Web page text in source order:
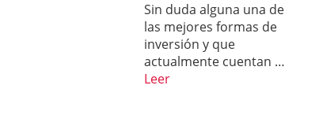
Sin duda alguna una de
las mejores formas de
inversión y que
actualmente cuentan …
Leer